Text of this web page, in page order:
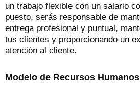
un trabajo flexible con un salario
puesto, serás responsable de
entrega profesional y puntual,
tus clientes y proporcionando un
atención al cliente.
Modelo de Recursos